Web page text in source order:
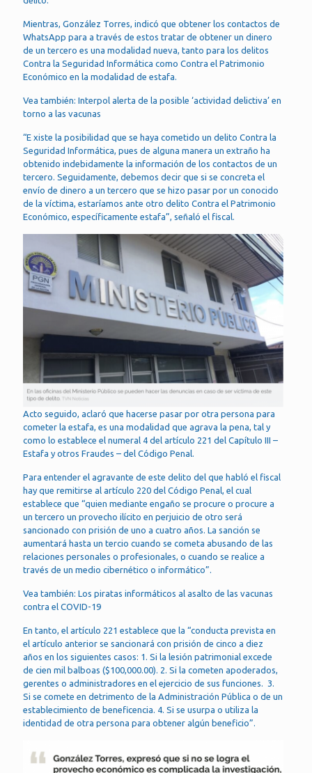
Mientras, González Torres, indicó que obtener los contactos de
WhatsApp para a través de estos tratar de obtener un dinero
de un tercero es una modalidad nueva, tanto para los delitos
Contra la Seguridad Informática como Contra el Patrimonio
Económico en la modalidad de estafa.
Vea también: Interpol alerta de la posible ‘actividad delictiva’ en
torno a las vacunas
“E xiste la posibilidad que se haya cometido un delito Contra la
Seguridad Informática, pues de alguna manera un extraño ha
obtenido indebidamente la información de los contactos de un
tercero. Seguidamente, debemos decir que si se concreta el
envío de dinero a un tercero que se hizo pasar por un conocido
de la víctima, estaríamos ante otro delito Contra el Patrimonio
Económico, específicamente estafa”, señaló el fiscal.
Acto seguido, aclaró que hacerse pasar por otra persona para
cometer la estafa, es una modalidad que agrava la pena, tal y
como lo establece el numeral 4 del artículo 221 del Capítulo III –
Estafa y otros Fraudes – del Código Penal.
Para entender el agravante de este delito del que habló el fiscal
hay que remitirse al artículo 220 del Código Penal, el cual
establece que “quien mediante engaño se procure o procure a
un tercero un provecho ilícito en perjuicio de otro será
sancionado con prisión de uno a cuatro años. La sanción se
aumentará hasta un tercio cuando se cometa abusando de las
relaciones personales o profesionales, o cuando se realice a
través de un medio cibernético o informático”.
Vea también: Los piratas informáticos al asalto de las vacunas
contra el COVID-19
En tanto, el artículo 221 establece que la “conducta prevista en
el artículo anterior se sancionará con prisión de cinco a diez
años en los siguientes casos: 1. Si la lesión patrimonial excede
de cien mil balboas ($100,000.00). 2. Si la cometen apoderados,
gerentes o administradores en el ejercicio de sus funciones. 3.
Si se comete en detrimento de la Administración Pública o de un
establecimiento de beneficencia. 4. Si se usurpa o utiliza la
identidad de otra persona para obtener algún beneficio”.